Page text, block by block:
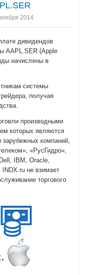
2014
дивидендов
AAPL.SER (Apple
начислены в
системы
получая
производными
которых являются
зарубежных компаний,
«РусГидро»,
IBM, Oracle,
INDX.ru не взимает
торгового